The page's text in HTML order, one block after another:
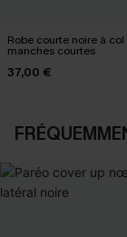
Robe courte noire à col
manches courtes
37,00 €